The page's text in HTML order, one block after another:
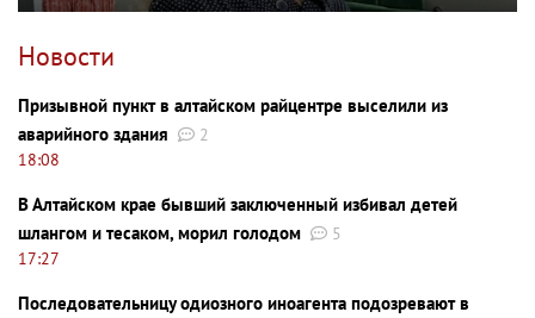
Новости
Призывной пункт в алтайском райцентре выселили из
аварийного здания
2
18:08
В Алтайском крае бывший заключенный избивал детей
шлангом и тесаком, морил голодом
5
17:27
Последовательницу одиозного иноагента подозревают в